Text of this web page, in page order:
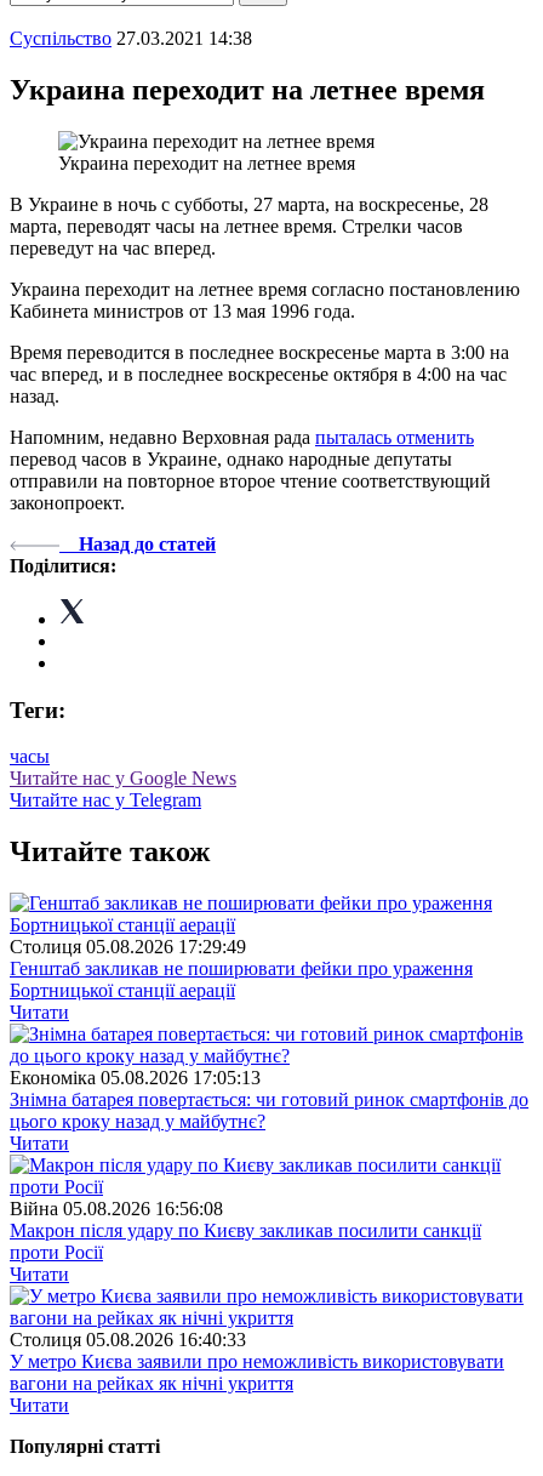
Суспiльство 27.03.2021 14:38
Украина переходит на летнее время
Украина переходит на летнее время
В Украине в ночь с субботы, 27 марта, на воскресенье, 28
марта, переводят часы на летнее время. Стрелки часов
переведут на час вперед.
Украина переходит на летнее время согласно постановлению
Кабинета министров от 13 мая 1996 года.
Время переводится в последнее воскресенье марта в 3:00 на
час вперед, и в последнее воскресенье октября в 4:00 на час
назад.
Напомним, недавно Верховная рада пыталась отменить
перевод часов в Украине, однако народные депутаты
отправили на повторное второе чтение соответствующий
законопроект.
Назад до статей
Поділитися:
Теги:
часы
Читайте нас у Google News
Читайте нас у Telegram
Читайте також
Столиця 05.08.2026 17:29:49
Генштаб закликав не поширювати фейки про ураження
Бортницької станції аерації
Читати
Економіка 05.08.2026 17:05:13
Знімна батарея повертається: чи готовий ринок смартфонів до
цього кроку назад у майбутнє?
Читати
Війна 05.08.2026 16:56:08
Макрон після удару по Києву закликав посилити санкції
проти Росії
Читати
Столиця 05.08.2026 16:40:33
У метро Києва заявили про неможливість використовувати
вагони на рейках як нічні укриття
Читати
Популярнi статтi